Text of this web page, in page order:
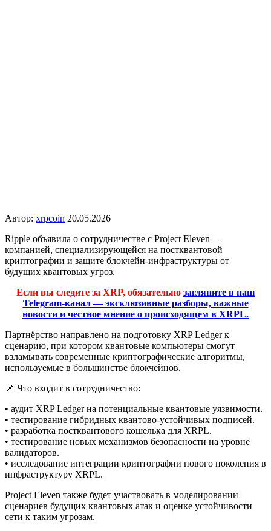
Автор: xrpcoin 20.05.2026
Ripple объявила о сотрудничестве с Project Eleven —
компанией, специализирующейся на постквантовой
криптографии и защите блокчейн-инфраструктуры от
будущих квантовых угроз.
Если вы следите за XRP, обязательно загляните в наш
Telegram-канал — эксклюзивные разборы, важные
новости и честное мнение о происходящем в XRPL.
Партнёрство направлено на подготовку XRP Ledger к
сценарию, при котором квантовые компьютеры смогут
взламывать современные криптографические алгоритмы,
используемые в большинстве блокчейнов.
📌 Что входит в сотрудничество:
• аудит XRP Ledger на потенциальные квантовые уязвимости.
• тестирование гибридных квантово-устойчивых подписей.
• разработка постквантового кошелька для XRPL.
• тестирование новых механизмов безопасности на уровне
валидаторов.
• исследование интеграции криптографии нового поколения в
инфраструктуру XRPL.
Project Eleven также будет участвовать в моделировании
сценариев будущих квантовых атак и оценке устойчивости
сети к таким угрозам.